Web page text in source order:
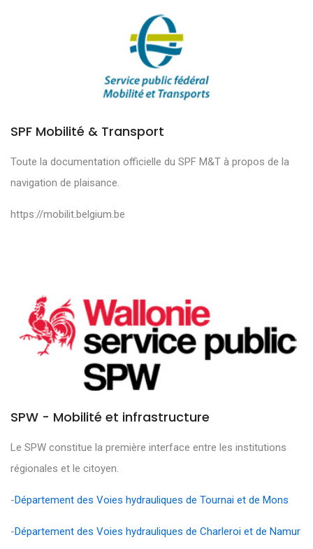
SPF Mobilité & Transport
Toute la documentation officielle du SPF M&T à propos de la
navigation de plaisance.
https://mobilit.belgium.be
SPW - Mobilité et infrastructure
Le SPW constitue la première interface entre les institutions
régionales et le citoyen.
-Département des Voies hydrauliques de Tournai et de Mons
-Département des Voies hydrauliques de Charleroi et de Namur